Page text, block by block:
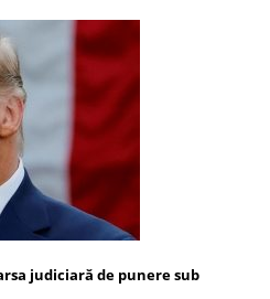
judiciară de punere sub